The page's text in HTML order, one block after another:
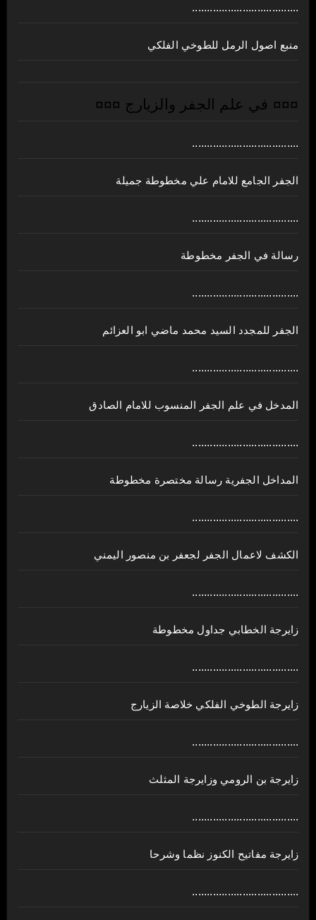
....................................
منبع اصول الرمل للطوخي الفلكي
¤¤¤ في علم الجفر والزيارج ¤¤¤
....................................
الجفر الجامع للامام علي مخطوطة جميلة
....................................
رسالة في الجفر مخطوطة
....................................
الجفر للمجدد السيد محمد ماضي ابو العزائم
....................................
المدخل في علم الجفر المنسوب للامام الصادق
....................................
المداخل الجفرية رسالة مختصرة مخطوطة
....................................
الكشف لاعمال الجفر لجعفر بن منصور اليمني
....................................
زايرجة الخطابي جداول مخطوطة
....................................
زايرجة الطوخي الفلكي خلاصة الزيارج
....................................
زايرجة بن الرومي وزايرجة المثلث
....................................
زايرجة مفاتيح الكنوز نظما وشرحا
....................................